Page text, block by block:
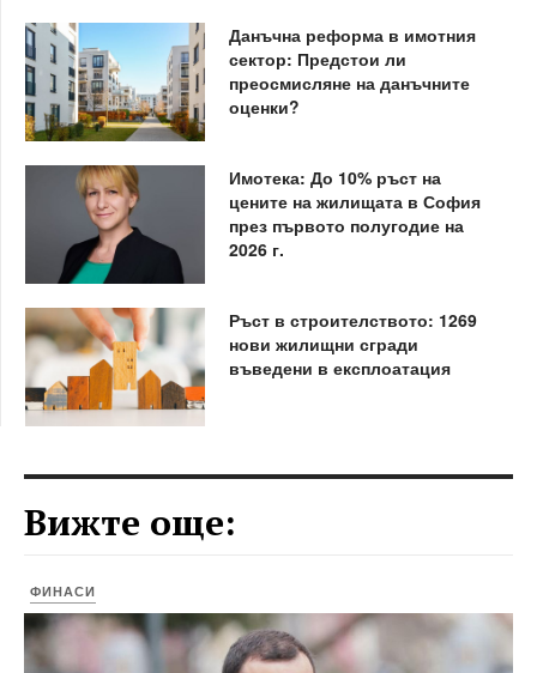
Данъчна реформа в имотния
сектор: Предстои ли
преосмисляне на данъчните
оценки?
Имотека: До 10% ръст на
цените на жилищата в София
през първото полугодие на
2026 г.
Ръст в строителството: 1269
нови жилищни сгради
въведени в експлоатация
Вижте още:
ФИНАСИ